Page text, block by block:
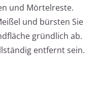
und Mörtelreste.
und bürsten Sie
gründlich ab.
entfernt sein.